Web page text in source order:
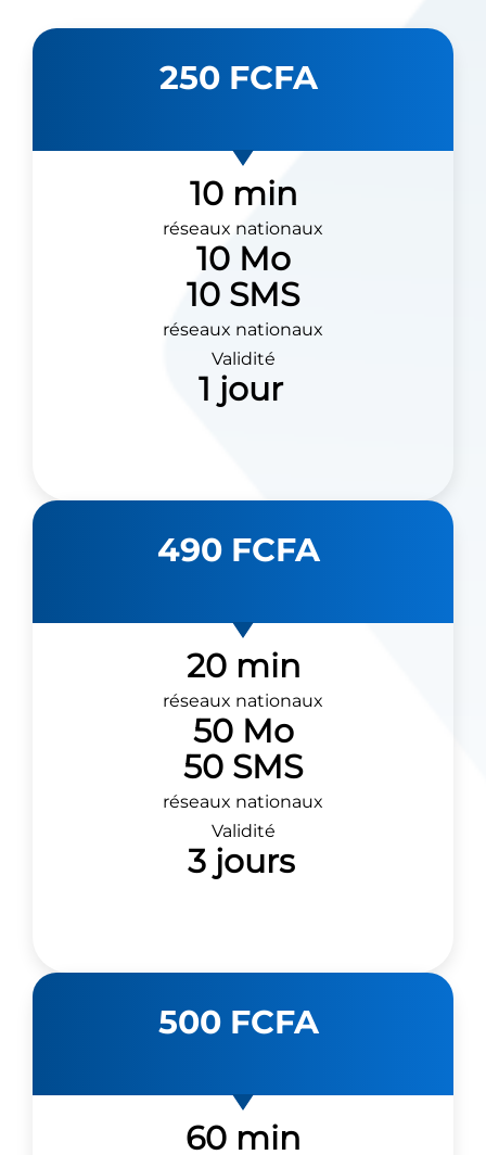
250 FCFA
10 min
réseaux nationaux
10 Mo
10 SMS
réseaux nationaux
Validité
1 jour
490 FCFA
20 min
réseaux nationaux
50 Mo
50 SMS
réseaux nationaux
Validité
3 jours
500 FCFA
60 min